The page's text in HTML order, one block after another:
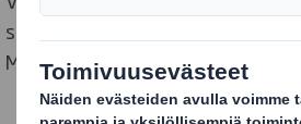
siihen pienempi pohjaläppä, joka
Muutos vähensi raaka-aineen